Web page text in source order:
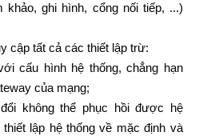
khảo, ghi hình, cổng nối tiếp, ...)
cập tất cả các thiết lập trừ:
cấu hình hệ thống, chẳng hạn
của mạng;
không thể phục hồi được hệ
lập hệ thống về mặc định và